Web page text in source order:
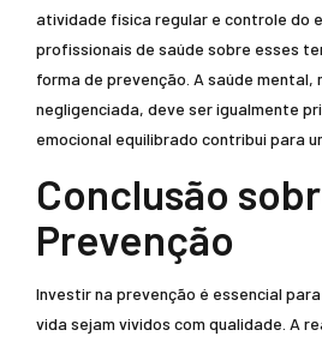
atividade física regular e controle do
profissionais de saúde sobre esses
forma de prevenção. A saúde mental,
negligenciada, deve ser igualmente
emocional equilibrado contribui para
Conclusão
Prevenção
Investir na prevenção é essencial
vida sejam vividos com qualidade. A